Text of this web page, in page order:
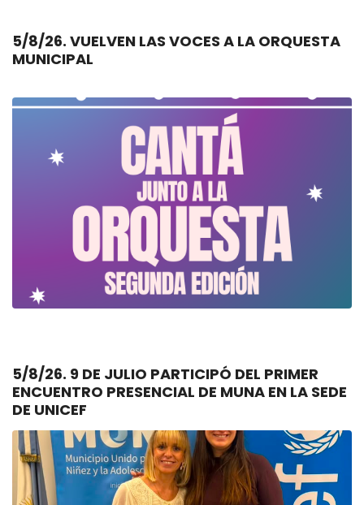
5/8/26. VUELVEN LAS VOCES A LA ORQUESTA
MUNICIPAL
5/8/26. 9 DE JULIO PARTICIPÓ DEL PRIMER
ENCUENTRO PRESENCIAL DE MUNA EN LA SEDE
DE UNICEF